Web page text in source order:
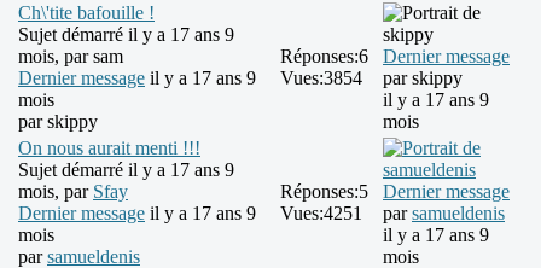
Ch\'tite bafouille !
Sujet démarré il y a 17 ans 9
mois, parsam
Dernier message il y a 17 ans 9
mois
parskippy
Réponses:6
Vues:3854
Dernier message
parskippy
il y a 17 ans 9
mois
On nous aurait menti !!!
Sujet démarré il y a 17 ans 9
mois, par Sfay
Dernier message il y a 17 ans 9
mois
parsamueldenis
Réponses:5
Vues:4251
Dernier message
parsamueldenis
il y a 17 ans 9
mois